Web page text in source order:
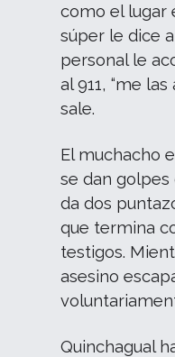
como el lugar
súper le dice
personal le
al 911, “me
sale.
El muchacho
se dan
da dos
que termina
testigos.
asesino
Quinchagual